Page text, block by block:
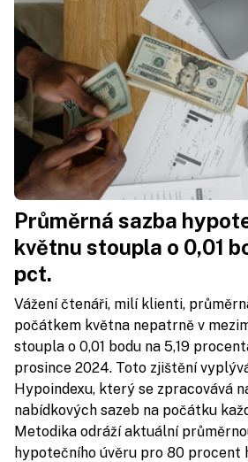
Průměrná sazba
květnu stoupla o 0,01
pct.
Vážení čtenáři, milí klienti,
počátkem května nepatrně v
stoupla o 0,01 bodu na 5,19
prosince 2024. Toto zjištění
Hypoindexu, který se zpracovává
nabídkových sazeb na počátku
Metodika odráží aktuální
hypotečního úvěru pro 80 procent